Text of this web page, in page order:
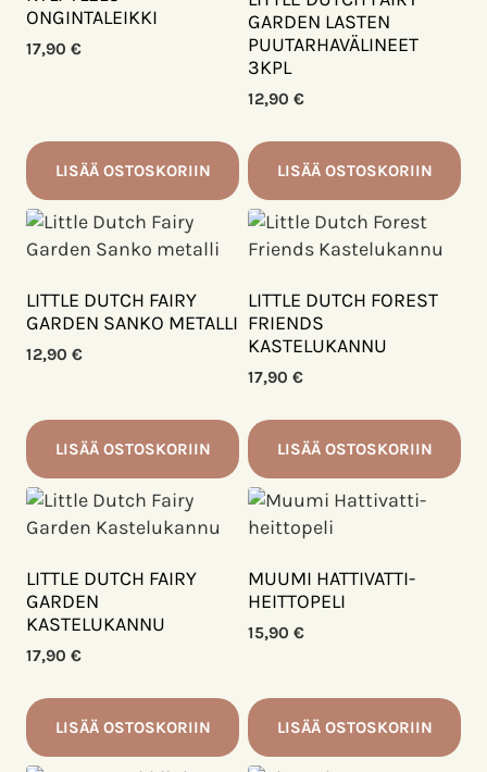
ONGINTALEIKKI
17,90 €
LISÄÄ OSTOSKORIIN
GARDEN LASTEN
PUUTARHAVÄLINEET
3KPL
12,90 €
LISÄÄ OSTOSKORIIN
LITTLE DUTCH FAIRY
GARDEN SANKO METALLI
12,90 €
LISÄÄ OSTOSKORIIN
LITTLE DUTCH FOREST
FRIENDS
KASTELUKANNU
17,90 €
LISÄÄ OSTOSKORIIN
LITTLE DUTCH FAIRY
GARDEN
KASTELUKANNU
17,90 €
LISÄÄ OSTOSKORIIN
MUUMI HATTIVATTI-
HEITTOPELI
15,90 €
LISÄÄ OSTOSKORIIN